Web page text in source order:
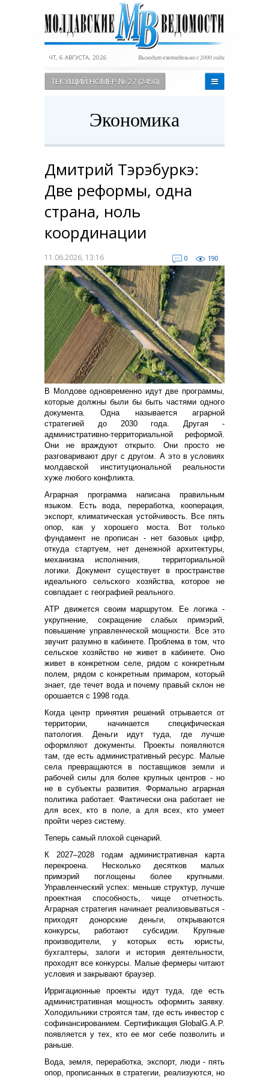
ЧТ, 6 АВГУСТА, 2026 Выходит еженедельно с 2000 года
ТЕКУЩИЙ НОМЕР № 27 (2450)
Экономика
Дмитрий Тэрэбуркэ:
Две реформы, одна
страна, ноль
координации
11.06.2026, 13:16 0 190
В Молдове одновременно идут две программы,
которые должны были бы быть частями одного
документа. Одна называется аграрной
стратегией до 2030 года. Другая -
административно-территориальной реформой.
Они не враждуют открыто. Они просто не
разговаривают друг с другом. А это в условиях
молдавской институциональной реальности
хуже любого конфликта.
Аграрная программа написана правильным
языком. Есть вода, переработка, кооперация,
экспорт, климатическая устойчивость. Все пять
опор, как у хорошего моста. Вот только
фундамент не прописан - нет базовых цифр,
откуда стартуем, нет денежной архитектуры,
механизма исполнения, территориальной
логики. Документ существует в пространстве
идеального сельского хозяйства, которое не
совпадает с географией реального.
АТР движется своим маршрутом. Ее логика -
укрупнение, сокращение слабых примэрий,
повышение управленческой мощности. Все это
звучит разумно в кабинете. Проблема в том, что
сельское хозяйство не живет в кабинете. Оно
живет в конкретном селе, рядом с конкретным
полем, рядом с конкретным примаром, который
знает, где течет вода и почему правый склон не
орошается с 1998 года.
Когда центр принятия решений отрывается от
территории, начинается специфическая
патология. Деньги идут туда, где лучше
оформляют документы. Проекты появляются
там, где есть административный ресурс. Малые
села превращаются в поставщиков земли и
рабочей силы для более крупных центров - но
не в субъекты развития. Формально аграрная
политика работает. Фактически она работает не
для всех, кто в поле, а для всех, кто умеет
пройти через систему.
Теперь самый плохой сценарий.
К 2027–2028 годам административная карта
перекроена. Несколько десятков малых
примэрий поглощены более крупными.
Управленческий успех: меньше структур, лучше
проектная способность, чище отчетность.
Аграрная стратегия начинает реализовываться -
приходят донорские деньги, открываются
конкурсы, работают субсидии. Крупные
производители, у которых есть юристы,
бухгалтеры, залоги и история деятельности,
проходят все конкурсы. Малые фермеры читают
условия и закрывают браузер.
Ирригационные проекты идут туда, где есть
административная мощность оформить заявку.
Холодильники строятся там, где есть инвестор с
софинансированием. Сертификация GlobalG.A.P.
появляется у тех, кто ее мог себе позволить и
раньше.
Вода, земля, переработка, экспорт, люди - пять
опор, прописанных в стратегии, реализуются, но